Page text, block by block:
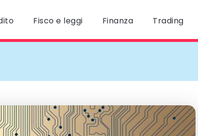
Fisco e leggi Finanza Trading